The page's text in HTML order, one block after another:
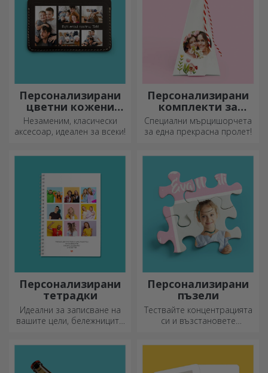
Персонализирани
цветни кожени
портфейли
Незаменим, класически
аксесоар, идеален за всеки!
Персонализирани
комплекти за
засаждане на
пирамидални
цветя
Специални мърцишорчета
за една прекрасна пролет!
Персонализирани
тетрадки
Идеални за записване на
вашите цели, бележниците
Персонализирани
пъзели
Тествайте концентрацията
си и възстановете